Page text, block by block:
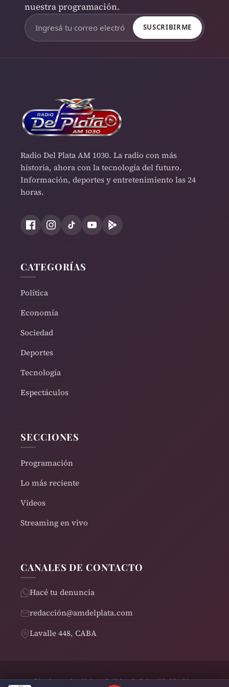
nuestra programación.
SUSCRIBIRME
Radio Del Plata AM 1030. La radio con más
historia, ahora con la tecnología del futuro.
Información, deportes y entretenimiento las 24
horas.
CATEGORÍAS
Política
Economía
Sociedad
Deportes
Tecnología
Espectáculos
SECCIONES
Programación
Lo más reciente
Videos
Streaming en vivo
CANALES DE CONTACTO
Hacé tu denuncia
redacción@amdelplata.com
Lavalle 448, CABA
Términos y CondicionesPolítica de PrivacidadCookies